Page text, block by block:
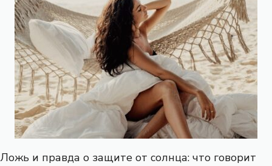
Ложь и правда о защите от солнца: что говорит